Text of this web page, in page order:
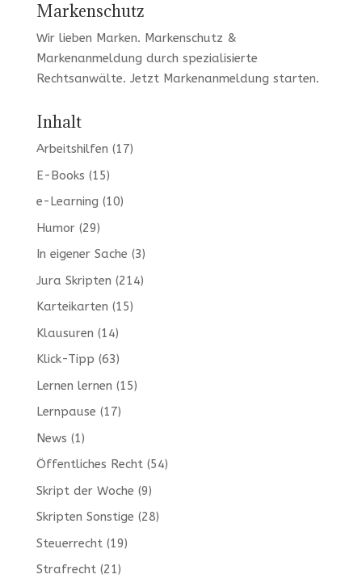
Markenschutz
Wir lieben Marken. Markenschutz &
Markenanmeldung durch spezialisierte
Rechtsanwälte. Jetzt Markenanmeldung starten.
Inhalt
Arbeitshilfen (17)
E-Books (15)
e-Learning (10)
Humor(29)
In eigener Sache (3)
Jura Skripten (214)
Karteikarten (15)
Klausuren (14)
Klick-Tipp (63)
Lernen lernen (15)
Lernpause (17)
News (1)
Öffentliches Recht(54)
Skript der Woche (9)
Skripten Sonstige (28)
Steuerrecht(19)
Strafrecht(21)